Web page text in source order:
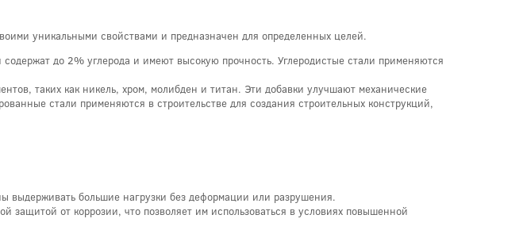
уникальными свойствами и предназначен для определенных целей.
до 2% углерода и имеют высокую прочность. Углеродистые стали применяются
таких как никель, хром, молибден и титан. Эти добавки улучшают механические
стали применяются в строительстве для создания строительных конструкций,
выдерживать большие нагрузки без деформации или разрушения.
защитой от коррозии, что позволяет им использоваться в условиях повышенной